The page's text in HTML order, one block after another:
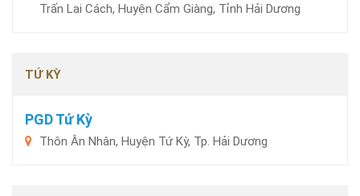
Trấn Lai Cách, Huyện Cẩm Giàng, Tỉnh Hải Dương
TỨ KỲ
PGD Tứ Kỳ
Thôn Ân Nhân, Huyện Tứ Kỳ, Tp. Hải Dương